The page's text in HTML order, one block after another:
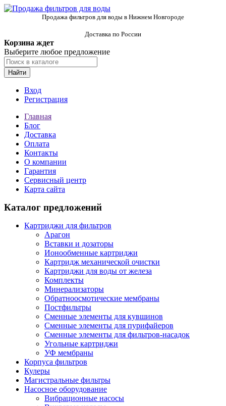
Продажа фильтров для воды в Нижнем Новгороде
Доставка по России
Корзина ждет
Выберите любое предложение
Найти
Вход
Регистрация
Главная
Блог
Доставка
Оплата
Контакты
О компании
Гарантия
Сервисный центр
Карта сайта
Каталог предложений
Картриджи для фильтров
Арагон
Вставки и дозаторы
Ионообменные картриджи
Картридж механической очистки
Картриджи для воды от железа
Комплекты
Минерализаторы
Обратноосмотические мембраны
Постфильтры
Сменные элементы для кувшинов
Сменные элементы для пурифайеров
Сменные элементы для фильтров-насадок
Угольные картриджи
УФ мембраны
Корпуса фильтров
Кулеры
Магистральные фильтры
Насосное оборудование
Вибрационные насосы